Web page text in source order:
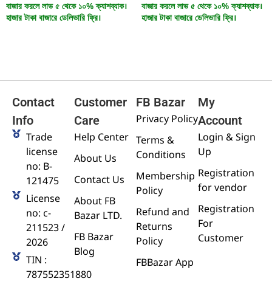
বাজার করলে লাভ ৫ থেকে ১০% ক্যাশব্যাক।
হাজার টাকা বাজারে ডেলিভারি ফ্রি।
বাজার করলে লাভ ৫ থেকে ১০% ক্যাশব্যাক।
হাজার টাকা বাজারে ডেলিভারি ফ্রি।
Contact
Info
Trade
license
no: B-
121475
License
no: c-
211523 /
2026
TIN :
787552351880
Customer
Care
Help Center
About Us
Contact Us
About FB
Bazar LTD.
FB Bazar
Blog
FB Bazar
Privacy Policy
Terms &
Conditions
Membership
Policy
Refund and
Returns
Policy
FBBazar App
My
Account
Login & Sign
Up
Registration
for vendor
Registration
For
Customer